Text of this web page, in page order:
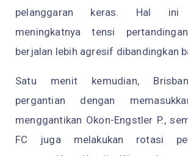
pelanggaran keras. Hal ini
meningkatnya tensi
berjalan lebih agresif dibandingkan
Satu menit kemudian,
pergantian dengan
menggantikan Okon-Engstler P.,
FC juga melakukan rotasi